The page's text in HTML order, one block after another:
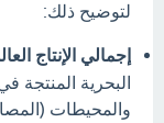
لتوضيح ذلك:
إجمالي الإنتاج
البحرية المنتجة
والمحيطات